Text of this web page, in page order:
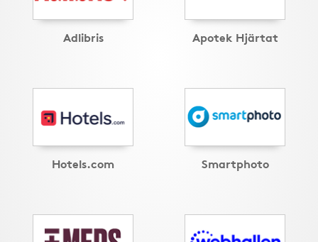
Adlibris Apotek Hjärtat
Hotels.com Smartphoto